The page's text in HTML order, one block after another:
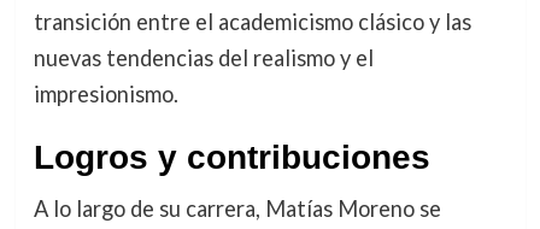
transición entre el academicismo clásico y las
nuevas tendencias del realismo y el
impresionismo.
Logros y contribuciones
A lo largo de su carrera, Matías Moreno se